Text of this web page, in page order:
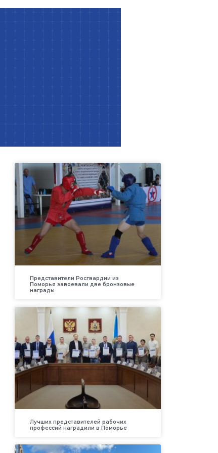
Представители Росгвардии из
Поморья завоевали две бронзовые
награды
Лучших представителей рабочих
профессий наградили в Поморье